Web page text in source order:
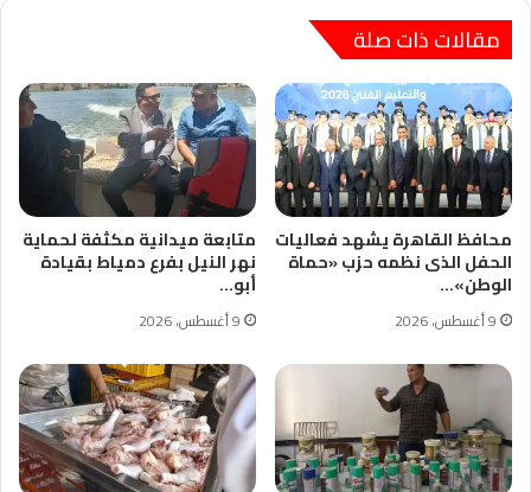
مقالات ذات صلة
محافظ القاهرة يشهد فعاليات
الحفل الذى نظمه حزب «حماة
الوطن»…
9 أغسطس، 2026
متابعة ميدانية مكثفة لحماية
نهر النيل بفرع دمياط بقيادة
أبو…
9 أغسطس، 2026